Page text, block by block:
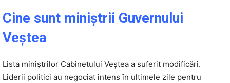
Cine sunt miniştrii Guvernului
Veştea
Lista miniștrilor Cabinetului Veștea a suferit modificări.
Liderii politici au negociat intens în ultimele zile pentru